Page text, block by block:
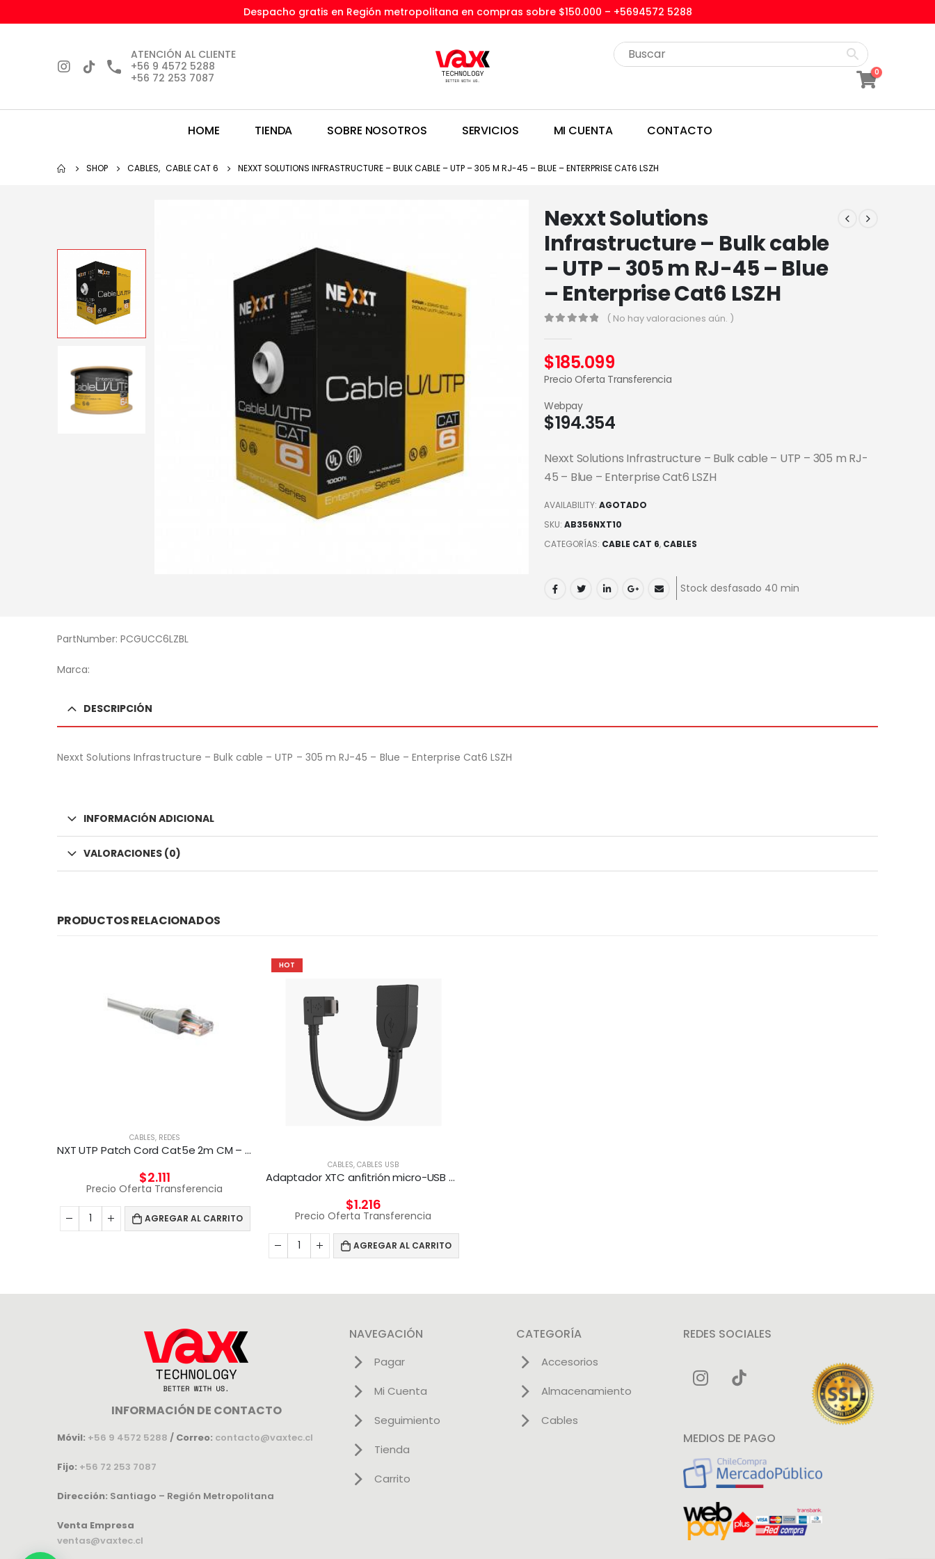
Despacho gratis en Región metropolitana en compras sobre $150.000 – +5694572 5288
ATENCIÓN AL CLIENTE
+56 9 4572 5288
+56 72 253 7087
0
HOME TIENDA SOBRE NOSOTROS SERVICIOS MI CUENTA CONTACTO
SHOP CABLES, CABLE CAT 6 NEXXT SOLUTIONS INFRASTRUCTURE – BULK CABLE – UTP – 305 M RJ-45 – BLUE – ENTERPRISE CAT6 LSZH
Nexxt Solutions
Infrastructure – Bulk cable
– UTP – 305 m RJ-45 – Blue
– Enterprise Cat6 LSZH
( No hay valoraciones aún. )
$185.099
Precio Oferta Transferencia
$194.354
Webpay
Nexxt Solutions Infrastructure – Bulk cable – UTP – 305 m RJ-
45 – Blue – Enterprise Cat6 LSZH
AVAILABILITY: AGOTADO
SKU: AB356NXT10
CATEGORÍAS: CABLE CAT 6, CABLES
Stock desfasado 40 min
PartNumber: PCGUCC6LZBL
Marca:
DESCRIPCIÓN
Nexxt Solutions Infrastructure – Bulk cable – UTP – 305 m RJ-45 – Blue – Enterprise Cat6 LSZH
INFORMACIÓN ADICIONAL
VALORACIONES (0)
PRODUCTOS RELACIONADOS
CABLES, REDES
NXT UTP Patch Cord Cat5e 2m CM – GRIS
$2.111
Precio Oferta Transferencia
AGREGAR AL CARRITO
HOT
CABLES, CABLES USB
Adaptador XTC anfitrión micro-USB macho a USB-A hembra
$1.216
Precio Oferta Transferencia
AGREGAR AL CARRITO
INFORMACIÓN DE CONTACTO
Móvil: +56 9 4572 5288 / Correo: contacto@vaxtec.cl
Fijo: +56 72 253 7087
Dirección: Santiago – Región Metropolitana
Venta Empresa
ventas@vaxtec.cl
NAVEGACIÓN
Pagar
Mi Cuenta
Seguimiento
Tienda
Carrito
CATEGORÍA
Accesorios
Almacenamiento
Cables
REDES SOCIALES
MEDIOS DE PAGO